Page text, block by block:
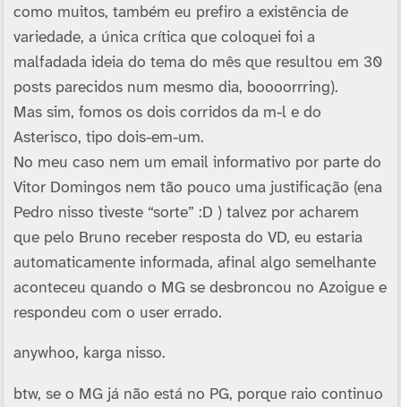
como muitos, também eu prefiro a existência de
variedade, a única crí­tica que coloquei foi a
malfadada ideia do tema do mês que resultou em 30
posts parecidos num mesmo dia, boooorrring).
Mas sim, fomos os dois corridos da m-l e do
Asterisco, tipo dois-em-um.
No meu caso nem um email informativo por parte do
Vitor Domingos nem tão pouco uma justificação (ena
Pedro nisso tiveste “sorte” :D ) talvez por acharem
que pelo Bruno receber resposta do VD, eu estaria
automaticamente informada, afinal algo semelhante
aconteceu quando o MG se desbroncou no Azoigue e
respondeu com o user errado.
anywhoo, karga nisso.
btw, se o MG já não está no PG, porque raio continuo